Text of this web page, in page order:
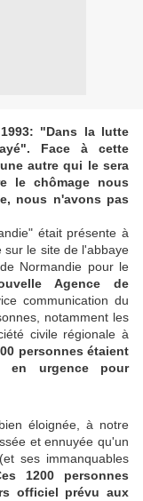
"Dans la lutte
Face à cette
autre qui le sera
le chômage nous
nous n'avons pas
était présente à
sur le site de l'abbaye
Normandie pour le
Agence de
communication du
notamment les
civile régionale à
personnes étaient
en urgence pour
éloignée, à notre
et ennuyée qu'un
ses immanquables
1200 personnes
officiel prévu aux